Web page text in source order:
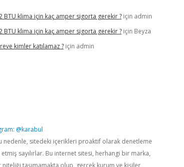
BTU klima için kaç amper sigorta gerekir ?için admin
BTU klima için kaç amper sigorta gerekir ?için Beyza
kimler katılamaz ?için admin
@karabul
nedenle, sitedeki içerikleri proaktif olarak denetleme
sayılırlar. Bu internet sitesi, herhangi bir marka,
niteliği taşımamakta olup, gerçek kurum ve kişiler